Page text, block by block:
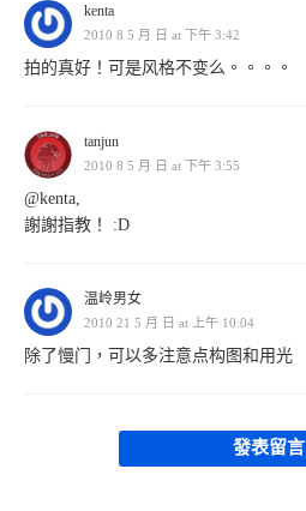
kenta
2010 8 5 月 日 at 下午 3:42
拍的真好！可是风格不变么。。。。
tanjun
2010 8 5 月 日 at 下午 3:55
@kenta,
謝謝指教！ :D
温岭男女
2010 21 5 月 日 at 上午 10:04
除了慢门，可以多注意点构图和用光
發表留言